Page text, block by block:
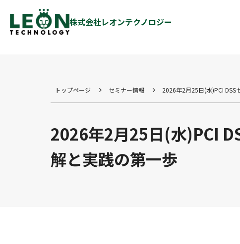
株式会社レオンテクノロジー
トップページ セミナー情報 2026年2月25日(水)PCI DSS
2026年2月25日(水)PCI
解と実践の第一歩